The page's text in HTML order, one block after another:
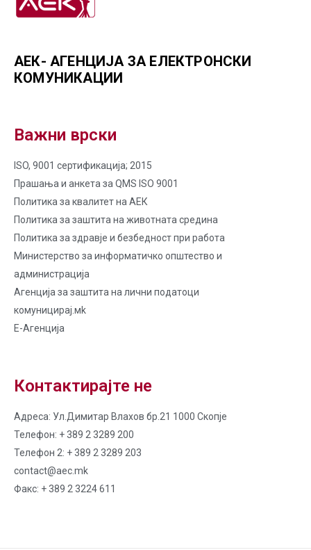
АЕК- АГЕНЦИЈА ЗА ЕЛЕКТРОНСКИ
КОМУНИКАЦИИ
Важни врски
ISO, 9001 сертификација; 2015
Прашања и анкета за QMS ISO 9001
Политика за квалитет на AЕК
Политика за заштита на животната средина
Политика за здравје и безбедност при работа
Министерство за информатичко општество и
администрација
Агенција за заштита на лични податоци
комуницирај.мk
Е-Агенција
Контактирајте не
Адреса: Ул.Димитар Влахов бр.21 1000 Скопје
Телефон: + 389 2 3289 200
Телефон 2: + 389 2 3289 203
contact@aec.mk
Факс: + 389 2 3224 611